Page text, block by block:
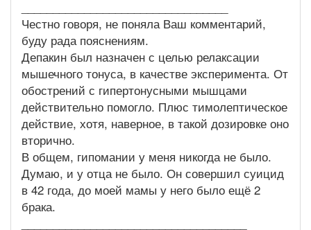
Честно говоря, не поняла Ваш комментарий,
буду рада пояснениям.
Депакин был назначен с целью релаксации
мышечного тонуса, в качестве эксперимента. От
обострений с гипертонусными мышцами
действительно помогло. Плюс тимолептическое
действие, хотя, наверное, в такой дозировке оно
вторично.
В общем, гипомании у меня никогда не было.
Думаю, и у отца не было. Он совершил суицид
в 42 года, до моей мамы у него было ещё 2
брака.